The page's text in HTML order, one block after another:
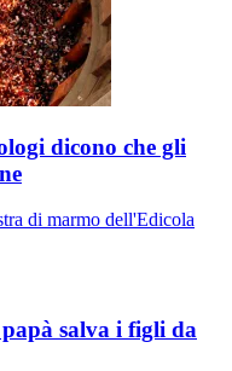
dicono che gli
di marmo dell'Edicola
salva i figli da